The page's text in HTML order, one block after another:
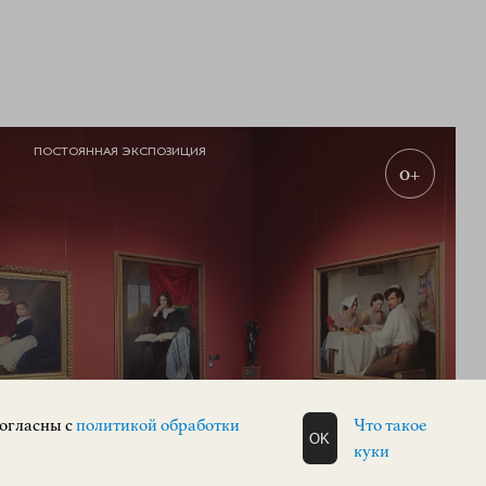
ПОСТОЯННАЯ ЭКСПОЗИЦИЯ
0+
Экспозиция зарубежного искусства
сполитикой обработки
OK
Что такое
куки